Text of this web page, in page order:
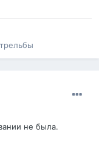
не была.